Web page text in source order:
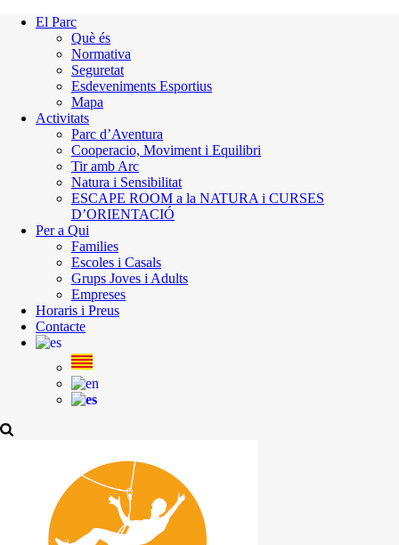
El Parc
Què és
Normativa
Seguretat
Esdeveniments Esportius
Mapa
Activitats
Parc d’Aventura
Cooperacio, Moviment i Equilibri
Tir amb Arc
Natura i Sensibilitat
ESCAPE ROOM a la NATURA i CURSES
D’ORIENTACIÓ
Per a Qui
Families
Escoles i Casals
Grups Joves i Adults
Empreses
Horaris i Preus
Contacte